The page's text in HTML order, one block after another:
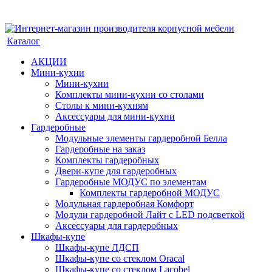
Каталог
АКЦИИ
Мини-кухни
Мини-кухни
Комплекты мини-кухни со столами
Столы к мини-кухням
Аксессуары для мини-кухни
Гардеробные
Модульные элементы гардеробной Белла
Гардеробные на заказ
Комплекты гардеробных
Двери-купе для гардеробных
Гардеробные МОДУС по элементам
Комплекты гардеробной МОДУС
Модульная гардеробная Комфорт
Модули гардеробной Лайт с LED подсветкой
Аксессуары для гардеробных
Шкафы-купе
Шкафы-купе ЛДСП
Шкафы-купе со стеклом Oracal
Шкафы-купе со стеклом Lacobel